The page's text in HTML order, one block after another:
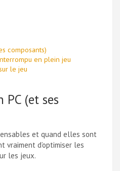
composants)
en plein jeu
le jeu
(et ses
et quand elles sont
d’optimiser les
les jeux.